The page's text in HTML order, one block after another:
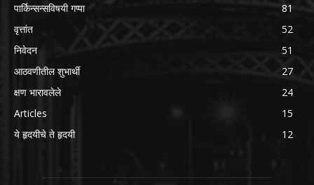
पार्किन्सन्सविषयी गप्पा
81
वृत्तांत
52
निवेदन
51
आठवणीतील शुभार्थी
27
क्षण भारावलेले
24
Articles
15
ये हृदयीचे ते हृदयी
12